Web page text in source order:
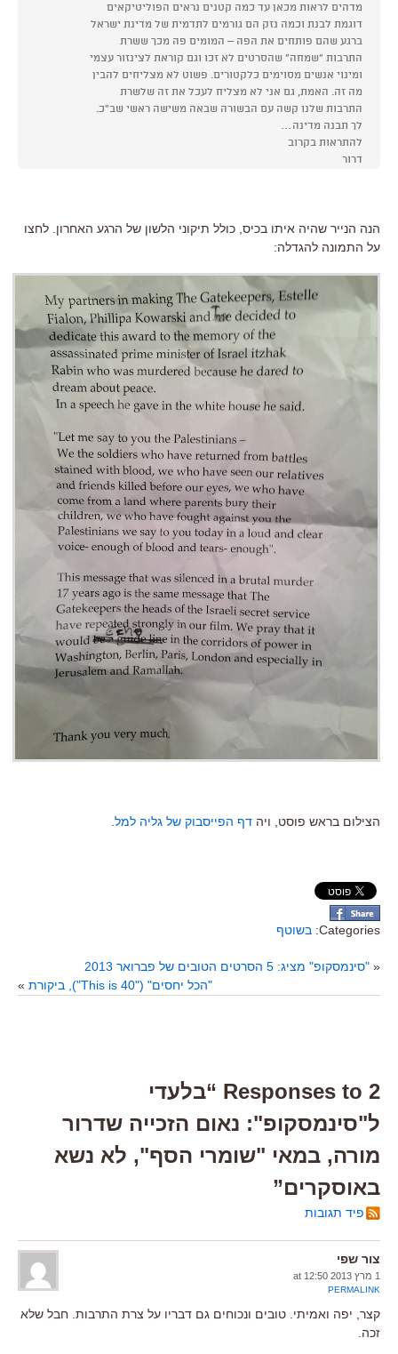
מדהים לראות מכאן עד כמה קטנים נראים הפוליטיקאים
דוגמת לבנת וכמה נזק הם גורמים לתדמית של מדינת ישראל
ברגע שהם פותחים את הפה – המומים פה מכך ששרת
התרבות "שמחה" שהסרטים לא זכו וגם קוראת לצינזור עצמי
ומינוי אנשים מסוימים כלקטורים. פשוט לא מצליחים להבין
מה זה. האמת, גם אני לא מצליח לעכל את זה שלשרת
התרבות שלנו קשה עם הבשורה שבאה משישה ראשי שב"כ.
לך תבנה מדינה…
להתראות בקרוב
דרור
הנה הנייר שהיה איתו בכיס, כולל תיקוני הלשון של הרגע האחרון. לחצו
על התמונה להגדלה:
הצילום בראש פוסט, ויה דף הפייסבוק של גליה למל
Categories: בשוטף
« "סינמסקופ" מציג: 5 הסרטים הטובים של פברואר 2013
"הכל יחסים" ("This is 40"), ביקורת
»
2 Responses to “בלעדי
ל"סינמסקופ": נאום הזכייה שדרור
מורה, במאי "שומרי הסף", לא נשא
באוסקרים”
פיד תגובות
צור שפי
1 מרץ 2013 at 12:50
PERMALINK
קצר, יפה ואמיתי. טובים ונכוחים גם דבריו על צרת התרבות. חבל שלא
זכה.